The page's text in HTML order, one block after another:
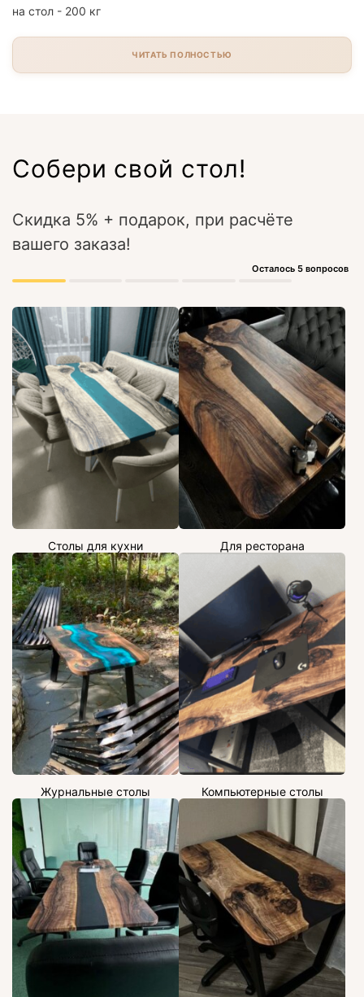
на стол - 200 кг
ЧИТАТЬ ПОЛНОСТЬЮ
Собери свой стол!
Скидка 5% + подарок, при расчёте
вашего заказа!
Осталось 5 вопросов
Столы для кухни Для ресторана
Журнальные столы Компьютерные столы